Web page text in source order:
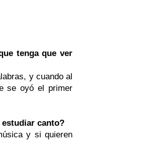
tenga que ver
y cuando al
se oyó el primer
estudiar canto?
y si quieren